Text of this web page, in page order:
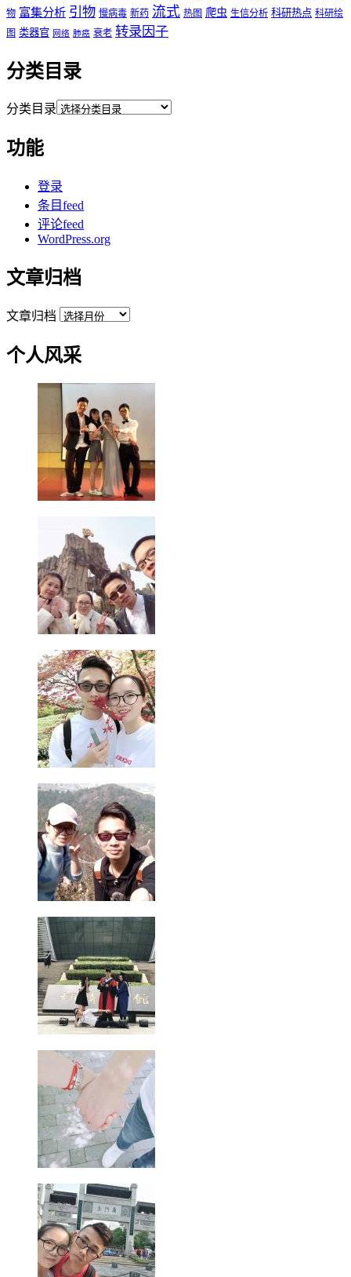
物 富集分析 引物 慢病毒 新药 流式 热图 爬虫 生信分析 科研热点 科研绘
图 类器官 网络 肺癌 衰老 转录因子
分类目录
分类目录
功能
登录
条目feed
评论feed
WordPress.org
文章归档
文章归档
个人风采